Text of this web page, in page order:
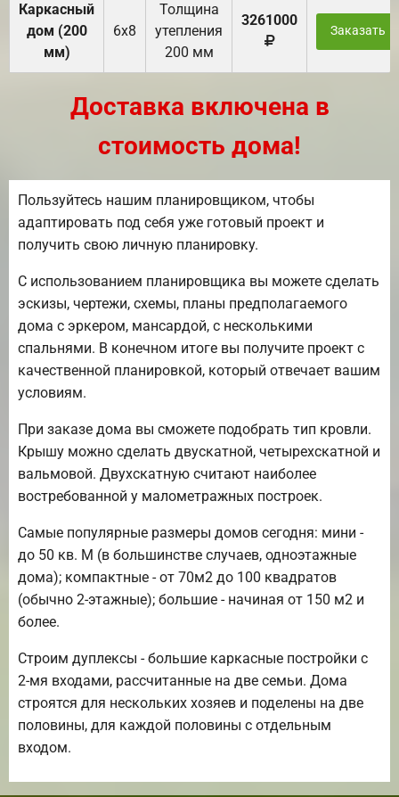
Каркасный
дом (200
мм)
6х8
Толщина
утепления
200 мм
3261000
Заказать
Доставка включена в
стоимость дома!
Пользуйтесь нашим планировщиком, чтобы
адаптировать под себя уже готовый проект и
получить свою личную планировку.
С использованием планировщика вы можете сделать
эскизы, чертежи, схемы, планы предполагаемого
дома с эркером, мансардой, с несколькими
спальнями. В конечном итоге вы получите проект с
качественной планировкой, который отвечает вашим
условиям.
При заказе дома вы сможете подобрать тип кровли.
Крышу можно сделать двускатной, четырехскатной и
вальмовой. Двухскатную считают наиболее
востребованной у малометражных построек.
Самые популярные размеры домов сегодня: мини -
до 50 кв. М (в большинстве случаев, одноэтажные
дома); компактные - от 70м2 до 100 квадратов
(обычно 2-этажные); большие - начиная от 150 м2 и
более.
Строим дуплексы - большие каркасные постройки с
2-мя входами, рассчитанные на две семьи. Дома
строятся для нескольких хозяев и поделены на две
половины, для каждой половины с отдельным
входом.